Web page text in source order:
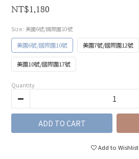
NT$1,180
Size : 美圍6號/國際圍10號
美圍6號/國際圍10號 美圍7號/國際圍12號
美圍10號/國際圍17號
Quantity
ADD TO CART
Add to Wishlist